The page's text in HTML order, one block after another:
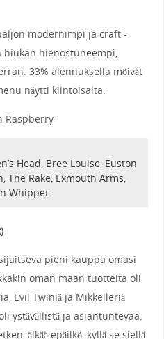
modernimpi ja craft -
hienostuneempi,
33% alennuksella möivät
näytti kiintoisalta.
Raspberry
Head, Bree Louise, Euston
The Rake, Exmouth Arms,
Whippet
)
pieni kauppa omasi
oman maan tuotteita oli
Evil Twiniä ja Mikkelleriä
ystävällistä ja asiantuntevaa.
älkää epäilkö, kyllä se siellä